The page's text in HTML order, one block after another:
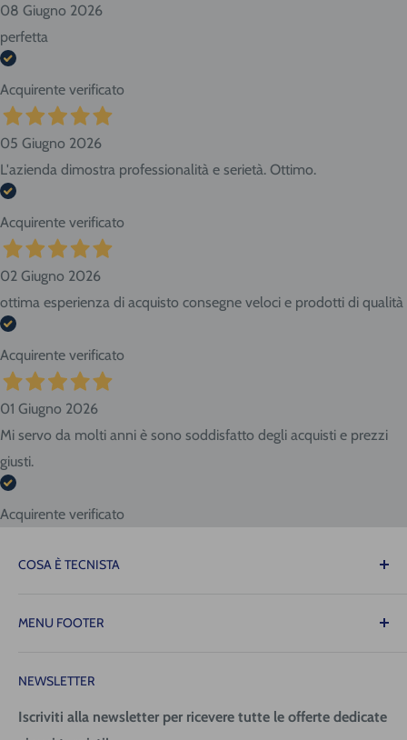
08 Giugno 2026
perfetta
Acquirente verificato
05 Giugno 2026
L'azienda dimostra professionalità e serietà. Ottimo.
Acquirente verificato
02 Giugno 2026
ottima esperienza di acquisto consegne veloci e prodotti di qualità
Acquirente verificato
01 Giugno 2026
Mi servo da molti anni è sono soddisfatto degli acquisti e prezzi
giusti.
Acquirente verificato
COSA È TECNISTA
attrezzature necessarie per il tuo lavoro saranno sempre
operare con precisione, fluidità e senza intoppi!
MENU FOOTER
Spedizione (costi e tempi)
Pagamenti
NEWSLETTER
Iscriviti alla newsletter per ricevere tutte le offerte dedicate